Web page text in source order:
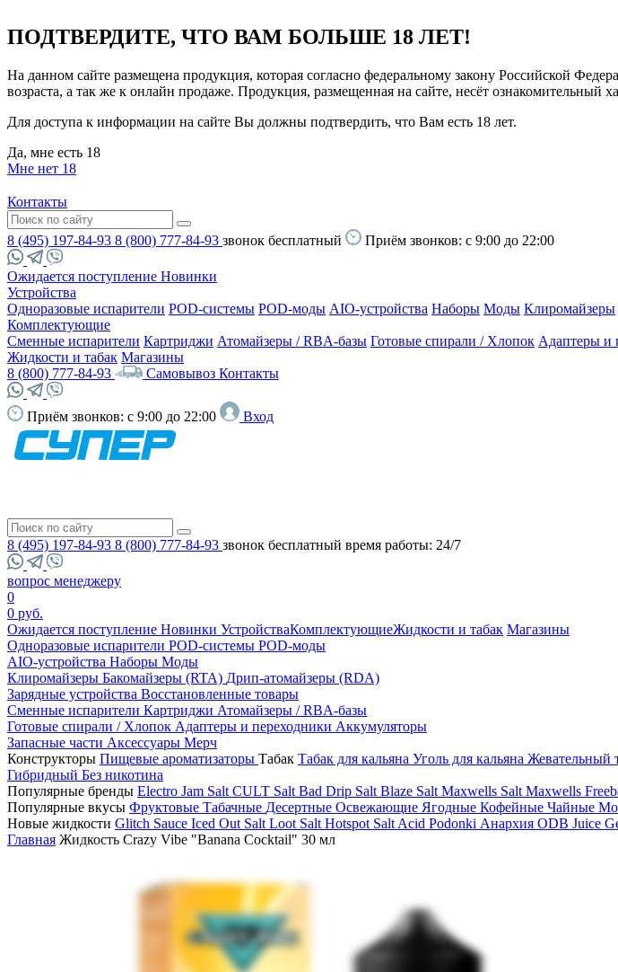
ПОДТВЕРДИТЕ, ЧТО ВАМ БОЛЬШЕ 18 ЛЕТ!
На данном сайте размещена продукция, которая согласно федеральному закону Российской
возраста, а так же к онлайн продаже. Продукция, размещенная на сайте, несёт ознакомительный
Для доступа к информации на сайте Вы должны подтвердить, что Вам есть 18 лет.
Да, мне есть 18
Мне нет 18
Контакты
8 (495) 197-84-93 8 (800) 777-84-93 звонок бесплатный Приём звонков: с 9:00 до 22:00
Ожидается поступление Новинки
Устройства
Одноразовые испарители POD-системы POD-моды AIO-устройства Наборы Моды Клиромайзеры
Комплектующие
Сменные испарители Картриджи Атомайзеры / RBA-базы Готовые спирали / Хлопок Адаптеры и
Жидкости и табак Магазины
8 (800) 777-84-93
Самовывоз Контакты
Приём звонков: с 9:00 до 22:00 Вход
8 (495) 197-84-93 8 (800) 777-84-93 звонок бесплатный время работы: 24/7
вопрос менеджеру
0
0 руб.
Ожидается поступление Новинки УстройстваКомплектующиеЖидкости и табак Магазины
Одноразовые испарители POD-системы POD-моды
AIO-устройства Наборы Моды
Клиромайзеры Бакомайзеры (RTA) Дрип-атомайзеры (RDA)
Зарядные устройства Восстановленные товары
Сменные испарители Картриджи Атомайзеры / RBA-базы
Готовые спирали / Хлопок Адаптеры и переходники Аккумуляторы
Запасные части Аксессуары Мерч
Конструкторы Пищевые ароматизаторы Табак Табак для кальяна Уголь для кальяна Жевательный
Гибридный Без никотина
Популярные бренды Electro Jam Salt CULT Salt Bad Drip Salt Blaze Salt Maxwells Salt Maxwells
Популярные вкусы Фруктовые Табачные Десертные Освежающие Ягодные Кофейные Чайные
Новые жидкости Glitch Sauce Iced Out Salt Loot Salt Hotspot Salt Acid Podonki Анархия ODB Juice
Главная Жидкость Crazy Vibe "Banana Cocktail" 30 мл